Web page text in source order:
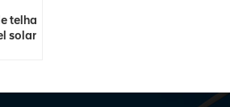
telha
solar